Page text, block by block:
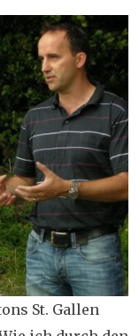
St. Gallen